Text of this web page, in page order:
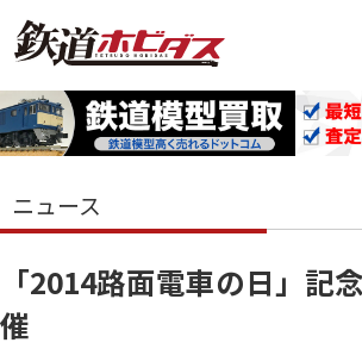
ニュース
「2014路面電車の日」記
催